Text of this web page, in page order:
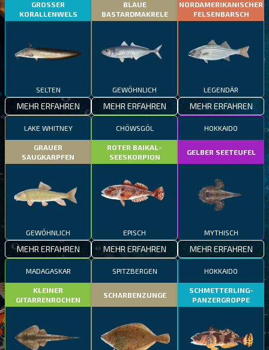
GROSSER
KORALLENWELS
SELTEN
MEHR ERFAHREN
BLAUE
BASTARDMAKRELE
GEWÖHNLICH
MEHR ERFAHREN
NORDAMERIKANISCHER
FELSENBARSCH
LEGENDÄR
MEHR ERFAHREN
LAKE WHITNEY
GRAUER
SAUGKARPFEN
GEWÖHNLICH
MEHR ERFAHREN
CHÖWSGÖL
ROTER BAIKAL-
SEESKORPION
EPISCH
MEHR ERFAHREN
HOKKAIDO
GELBER SEETEUFEL
MYTHISCH
MEHR ERFAHREN
MADAGASKAR
KLEINER
GITARRENROCHEN
SPITZBERGEN
SCHARBENZUNGE
HOKKAIDO
SCHMETTERLING-
PANZERGROPPE